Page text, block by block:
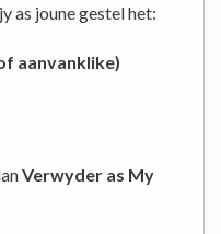
as joune gestel het:
aanvanklike)
Verwyder as My